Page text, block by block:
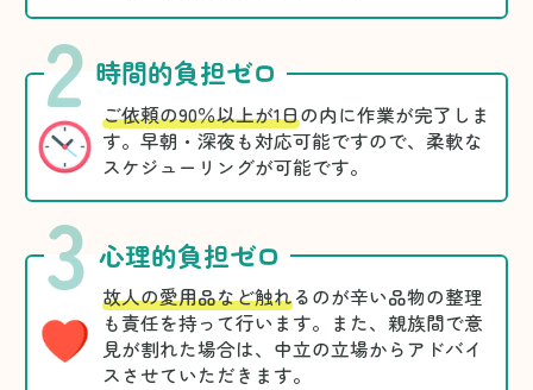
2 時間的負担ゼロ
ご依頼の90％以上が1日の内に作業が完了しま
す。早朝・深夜も対応可能ですので、柔軟な
スケジューリングが可能です。
3 心理的負担ゼロ
故人の愛用品など触れるのが辛い品物の整理
も責任を持って行います。また、親族間で意
見が割れた場合は、中立の立場からアドバイ
スさせていただきます。